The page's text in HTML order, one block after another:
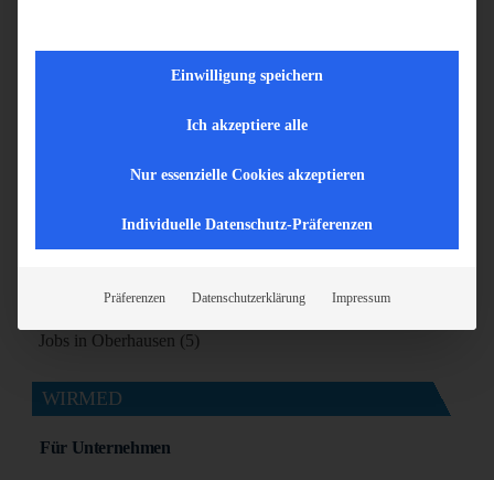
Jobs in Ihrer Region
Jobs in Dortmund (9)
Jobs in Essen (5)
Jobs in Oberhausen (5)
WIRMED
Für Unternehmen
Einwilligung speichern
Ich akzeptiere alle
Nur essenzielle Cookies akzeptieren
Individuelle Datenschutz-Präferenzen
Präferenzen Datenschutzerklärung Impressum